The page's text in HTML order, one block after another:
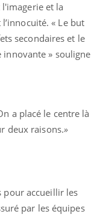
et la
« Le but
secondaires et le
» souligne
a placé le centre là
deux raisons.»
pour accueillir les
par les équipes